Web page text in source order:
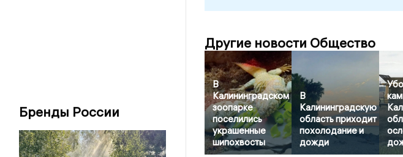
Бренды России
Другие новости Общество
В
Калининградском
зоопарке
поселились
украшенные
шипохвосты
В
Калининградскую
область приходит
похолодание и
дожди